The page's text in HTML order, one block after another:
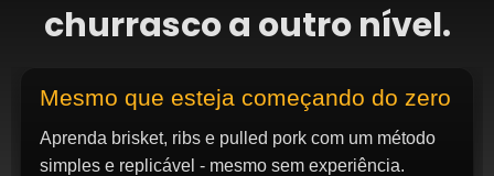
churrasco a outro nível.
Mesmo que esteja começando do zero
Aprenda brisket, ribs e pulled pork com um método
simples e replicável - mesmo sem experiência.